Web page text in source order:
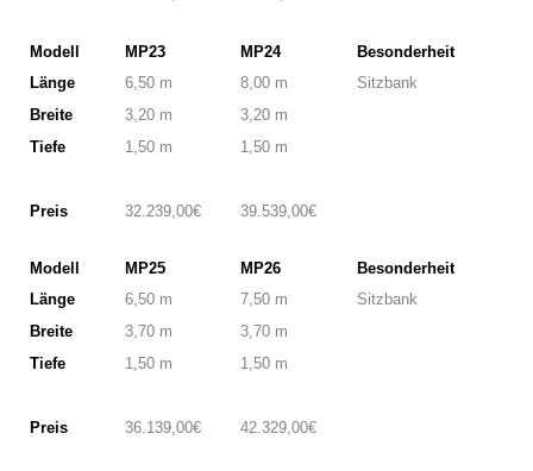
Modell MP23 MP24
Besonderheit
Länge
6,50 m 8,00 m
Sitzbank
Breite
3,20 m
3,20 m
Tiefe
1,50 m 1,50 m
Preis 32.239,00€ 39.539,00€
Modell MP25 MP26
Besonderheit
Länge
6,50 m 7,50 m
Sitzbank
Breite
3,70 m
3,70 m
Tiefe
1,50 m 1,50 m
Preis 36.139,00€ 42.329,00€